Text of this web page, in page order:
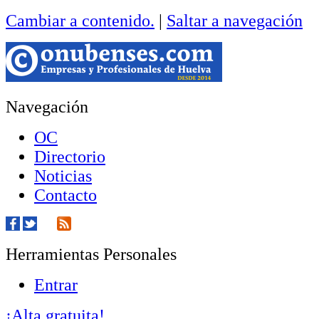
Cambiar a contenido. | Saltar a navegación
Navegación
OC
Directorio
Noticias
Contacto
Herramientas Personales
Entrar